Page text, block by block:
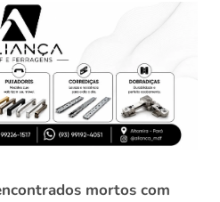
mortos com